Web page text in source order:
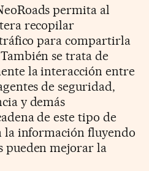
permita al
recopilar
para compartirla
se trata de
la interacción entre
de seguridad,
y demás
de este tipo de
la información fluyendo
pueden mejorar la